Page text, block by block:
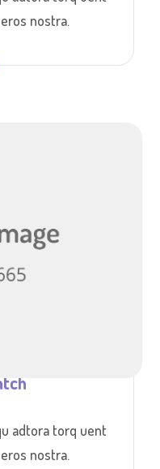
nostra.
adtora torq uent
nostra.